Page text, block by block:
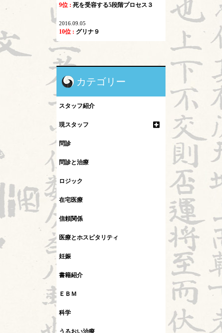
9位 : 死を受容する5段階プロセス３
2016.09.05
10位 : グリナ９
カテゴリー
スタッフ紹介
現スタッフ
問診
問診と治療
ロジック
在宅医療
信頼関係
医療とホスピタリティ
妊娠
書籍紹介
ＥＢＭ
科学
うるおい治療